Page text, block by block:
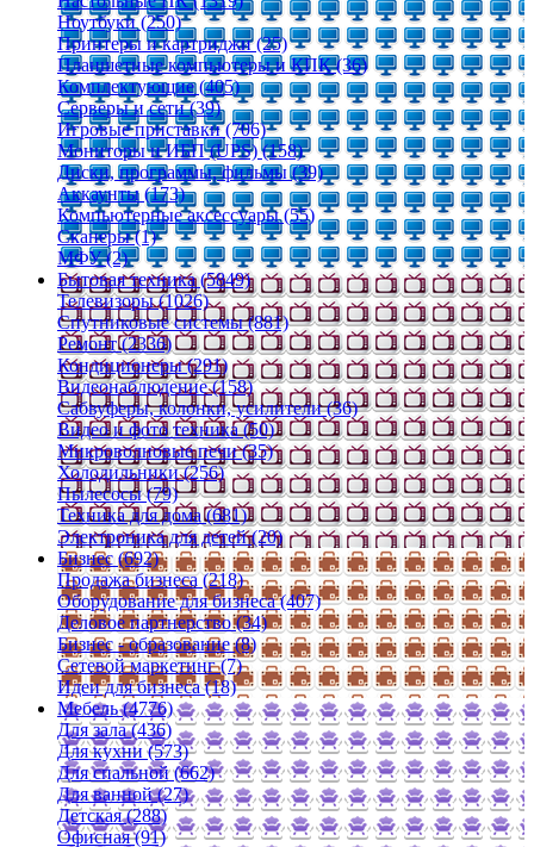
Ноутбуки (250)
Принтеры и картриджи (25)
Планшетные компьютеры и КПК (36)
Комплектующие (405)
Серверы и сети (39)
Игровые приставки (706)
Мониторы и ИБП (UPS) (158)
Диски, программы, фильмы (39)
Аккаунты (173)
Компьютерные аксессуары (55)
Сканеры (1)
МФУ (2)
Бытовая техника (5849)
Телевизоры (1026)
Спутниковые системы (881)
Ремонт (2336)
Кондиционеры (291)
Видеонаблюдение (158)
Сабвуферы, колонки, усилители (36)
Видео и фото техника (50)
Микроволновые печи (35)
Холодильники (256)
Пылесосы (79)
Техника для дома (681)
Электроника для детей (20)
Бизнес (692)
Продажа бизнеса (218)
Оборудование для бизнеса (407)
Деловое партнерство (34)
Бизнес - образование (8)
Сетевой маркетинг (7)
Идеи для бизнеса (18)
Мебель (4776)
Для зала (436)
Для кухни (573)
Для спальной (662)
Для ванной (27)
Детская (288)
Офисная (91)